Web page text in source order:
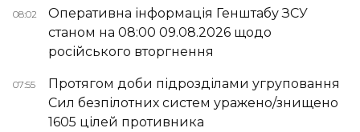
08:02
Оперативна інформація Генштабу ЗСУ
станом на 08:00 09.08.2026 щодо
російського вторгнення
07:55
Протягом доби підрозділами угруповання
Сил безпілотних систем уражено/знищено
1605 цілей противника